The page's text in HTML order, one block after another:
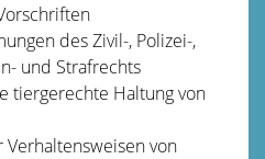
des Zivil-, Polizei-,
und Strafrechts
tiergerechte Haltung von
von